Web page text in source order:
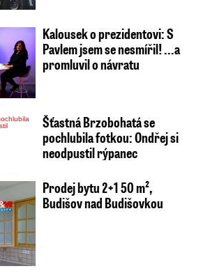
Kalousek o prezidentovi: S
Pavlem jsem se nesmířil! ...a
promluvil o návratu
Šťastná Brzobohatá se
pochlubila fotkou: Ondřej si
neodpustil rýpanec
Prodej bytu 2+1 50 m²,
Budišov nad Budišovkou